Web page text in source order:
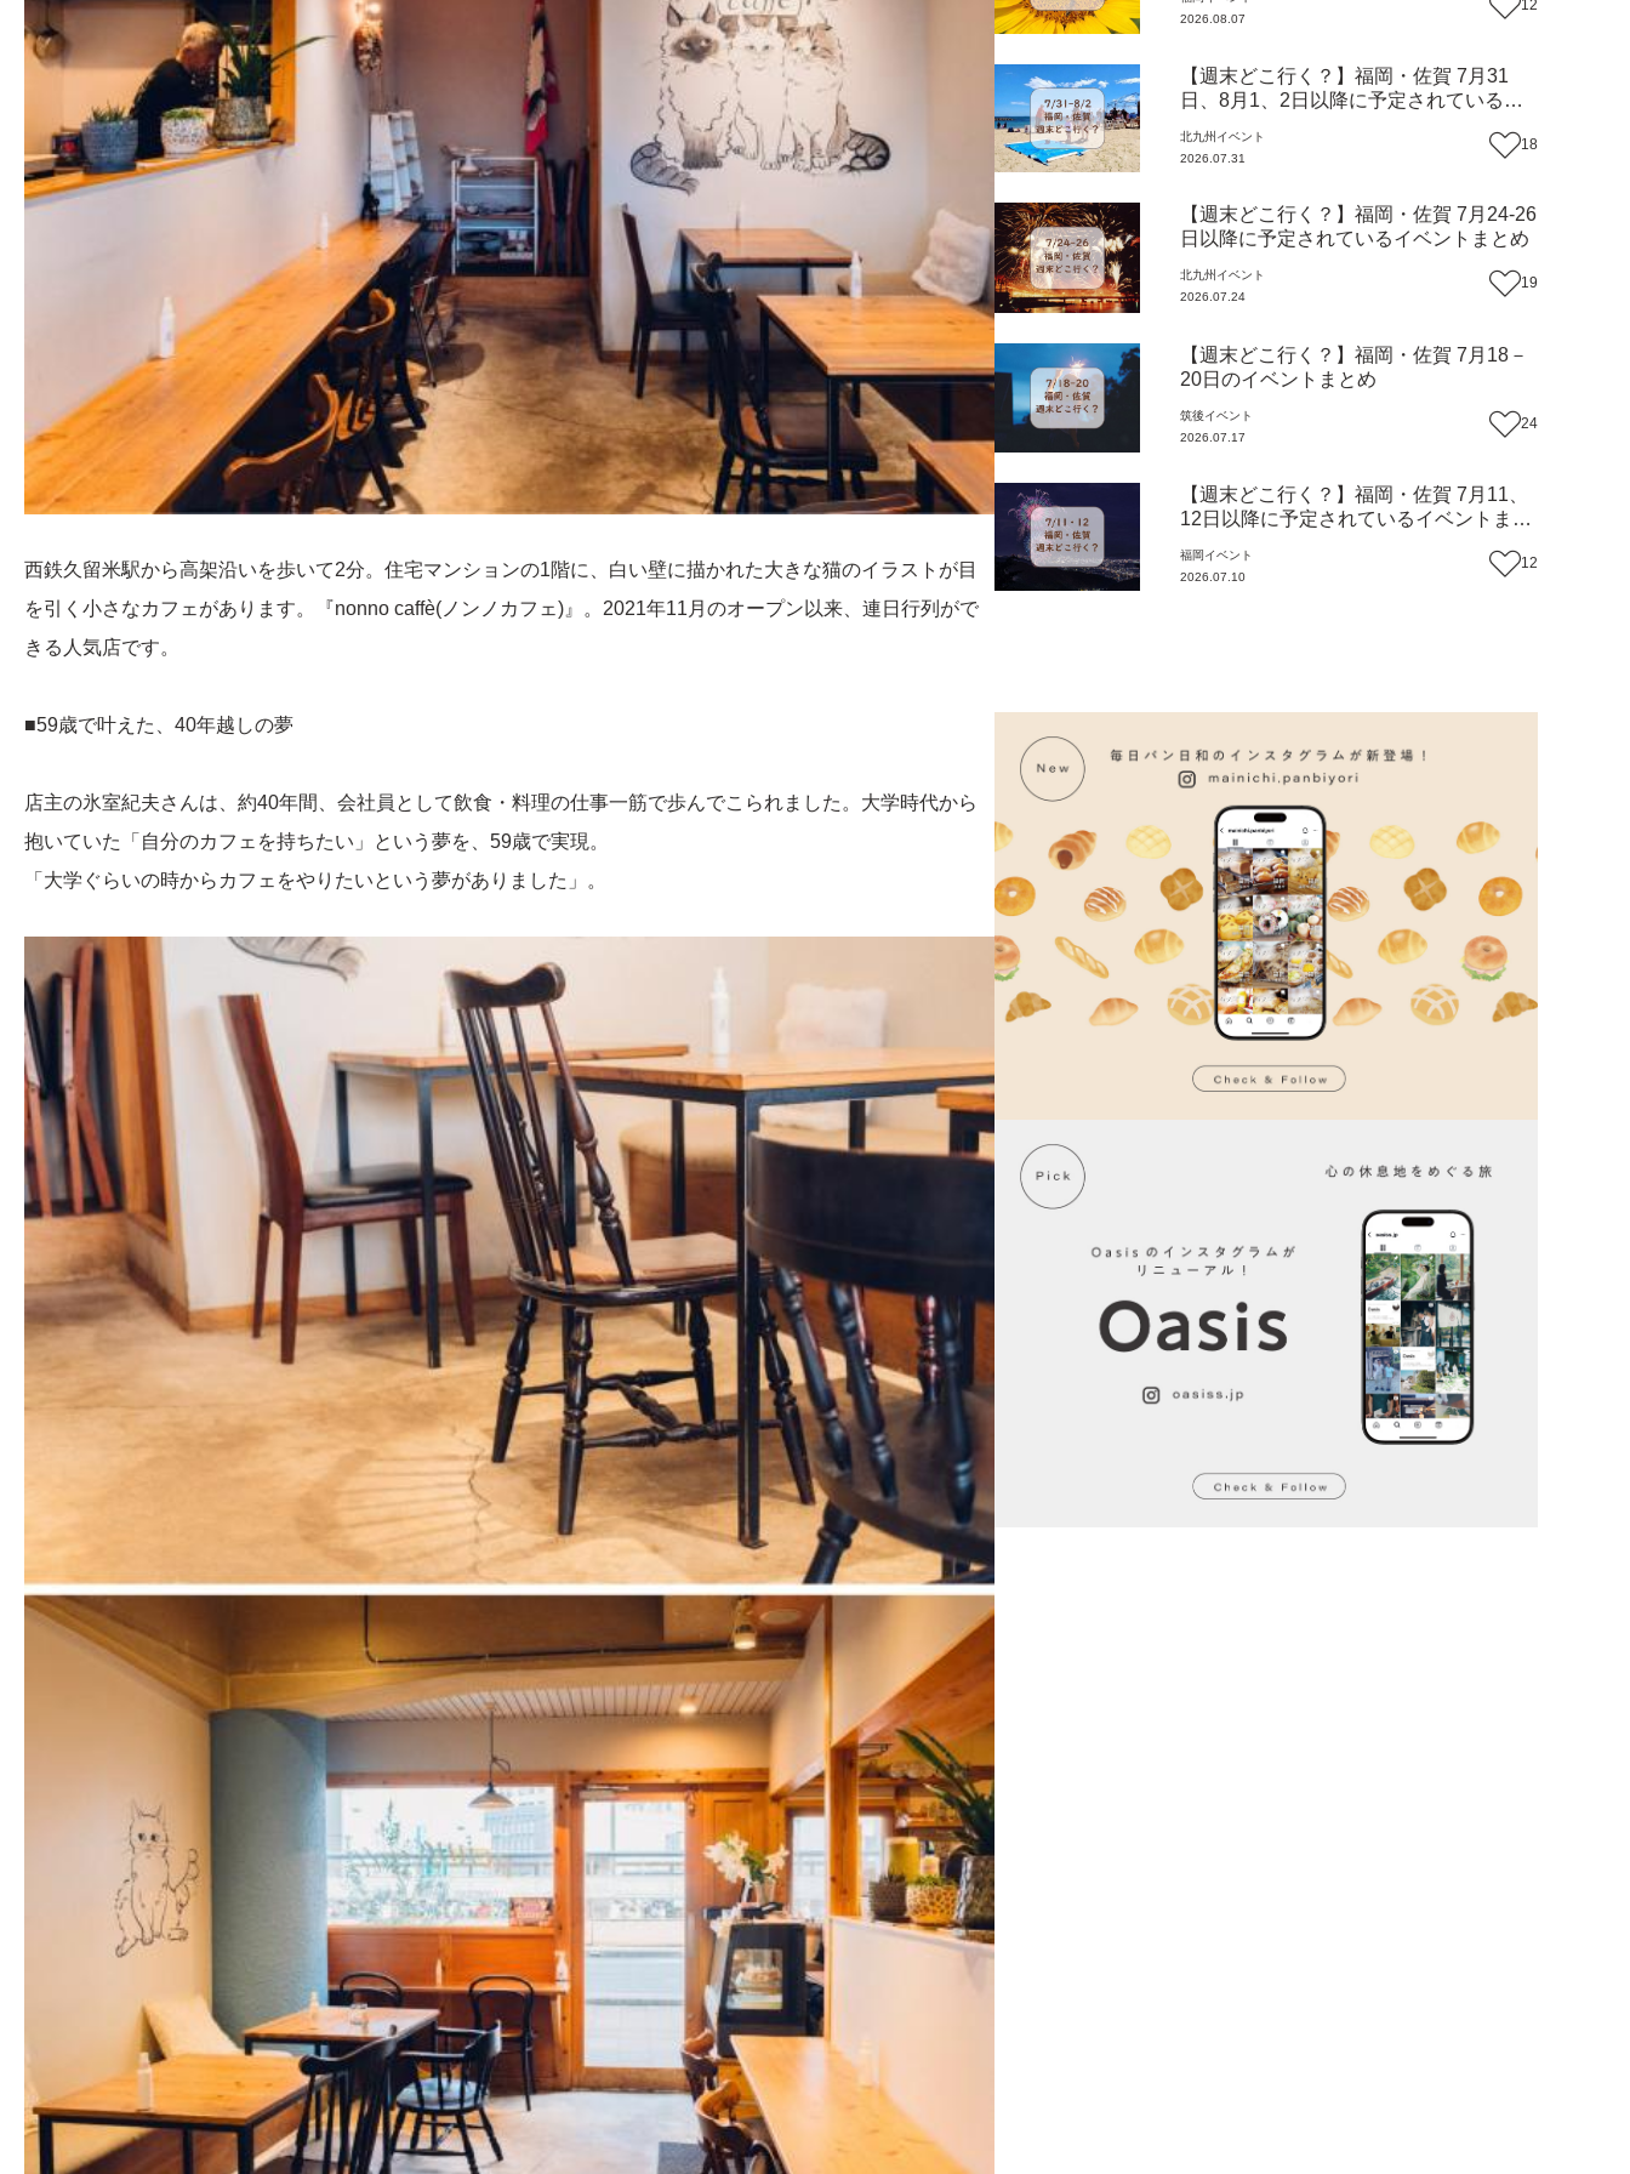
西鉄久留米駅から高架沿いを歩いて2分。住宅マンションの1階に、白い壁に描かれた大きな猫のイラストが目
を引く小さなカフェがあります。『nonno caffè(ノンノカフェ)』。2021年11月のオープン以来、連日行列がで
きる人気店です。
■59歳で叶えた、40年越しの夢
店主の氷室紀夫さんは、約40年間、会社員として飲食・料理の仕事一筋で歩んでこられました。大学時代から
抱いていた「自分のカフェを持ちたい」という夢を、59歳で実現。
「大学ぐらいの時からカフェをやりたいという夢がありました」。
2026.08.07
12
【週末どこ行く？】福岡・佐賀 7月31
日、8月1、2日以降に予定されているイ
北九州 イベント
2026.07.31
18
【週末どこ行く？】福岡・佐賀 7月24-26
日以降に予定されているイベントまとめ
北九州 イベント
2026.07.24
19
【週末どこ行く？】福岡・佐賀 7月18－
20日のイベントまとめ
筑後イベント
2026.07.17
24
【週末どこ行く？】福岡・佐賀 7月11、
12日以降に予定されているイベントまと
福岡 イベント
2026.07.10
12